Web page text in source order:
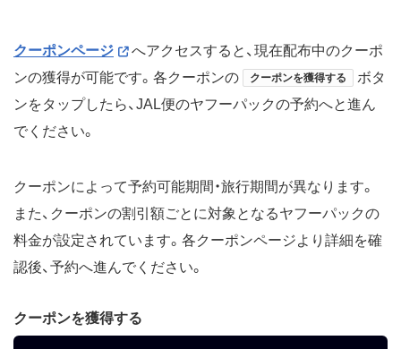
クーポンページ
へアクセスすると、現在配布中のクーポ
ンの獲得が可能です。各クーポンの
クーポンを獲得する
ボタ
ンをタップしたら、JAL便のヤフーパックの予約へと進ん
でください。
クーポンによって予約可能期間・旅行期間が異なります。
また、クーポンの割引額ごとに対象となるヤフーパックの
料金が設定されています。各クーポンページより詳細を確
認後、予約へ進んでください。
クーポンを獲得する